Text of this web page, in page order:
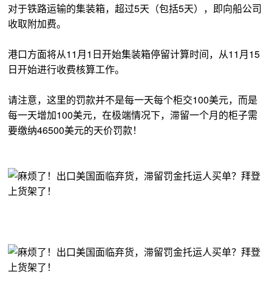
对于铁路运输的集装箱，超过5天（包括5天），即向船公司
收取附加费。
港口方面将从11月1日开始集装箱停留计算时间，从11月15
日开始进行收费核算工作。
请注意，这里的罚款并不是每一天每个柜交100美元，而是
每一天增加100美元，在极端情况下，滞留一个月的柜子需
要缴纳46500美元的天价罚款！